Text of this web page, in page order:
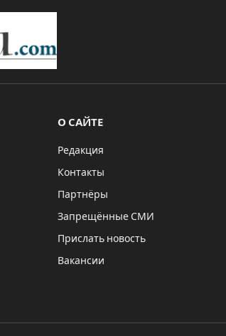
О САЙТЕ
Редакция
Контакты
Партнёры
Запрещённые СМИ
Прислать новость
Вакансии